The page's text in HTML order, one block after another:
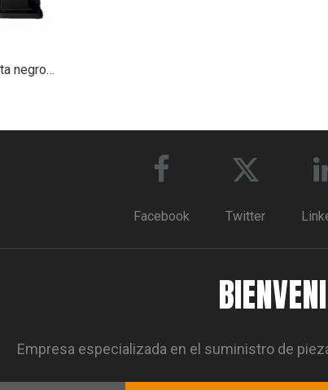
Conjunto de espejo de puerta negro para Peterbilt 579 2013+
Facebook Twitter
Empresa especializada en el suministro de